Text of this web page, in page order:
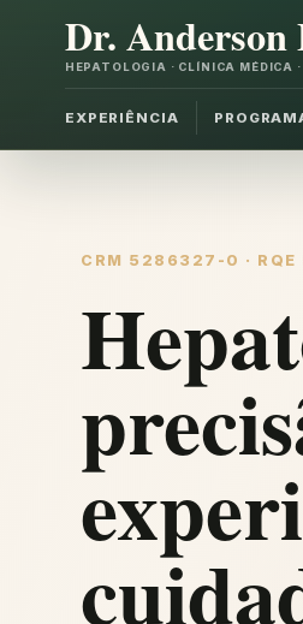
Dr.
HEPATOLOGIA · CLÍNICA MÉDICA
EXPERIÊNCIA
CRM 5286327-0 · RQE